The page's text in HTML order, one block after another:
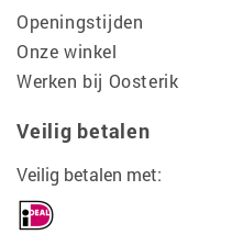
Openingstijden
Onze winkel
Werken bij Oosterik
Veilig betalen
Veilig betalen met: